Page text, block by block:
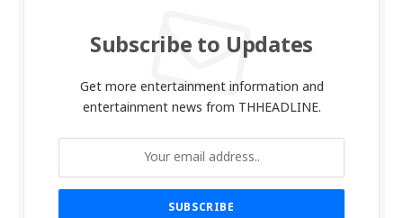
Subscribe to Updates
Get more entertainment information and
entertainment news from THHEADLINE.